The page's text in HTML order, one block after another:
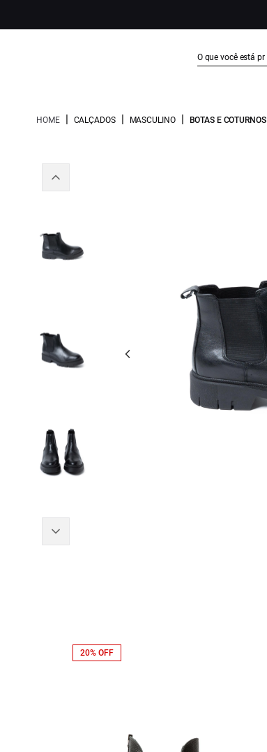
HOME | CALÇADOS | MASCULINO | BOTAS E COTURNOS
20% OFF